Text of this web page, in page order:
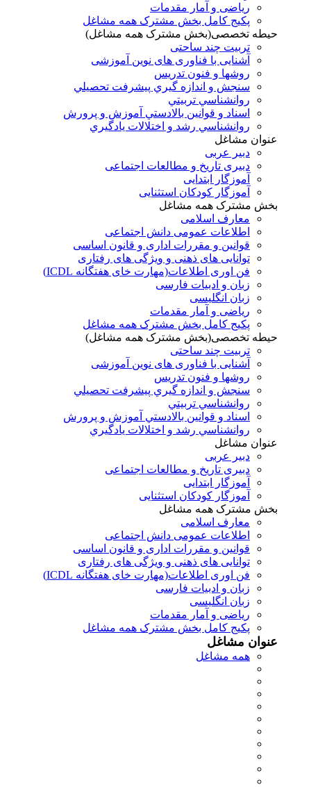
ریاضی و آمار مقدمات
پکیج کامل بخش مشترک همه مشاغل
حیطه تخصصی(بخش مشترک همه مشاغل)
تربیت چند ساحتی
آشنایی با فناوری های نوین آموزشی
روشها و فنون تدريس
سنجش و اندازه گيري پيشرفت تحصيلي
روانشناسي تربيتي
اسناد و قوانين بالادستي آموزش و پرورش
روانشناسي رشد و اختلالات يادگيري
عنوان مشاغل
دبير عربی
دبیری تاریخ و مطالعات اجتماعی
آموزگار ابتدایی
آموزگار کودکان استثنایی
بخش مشترک همه مشاغل
معارف اسلامی
اطلاعات عمومی دانش اجتماعی
قوانین و مقررات اداری و قانون اساسی
توانایی های ذهنی و ویژگی های رفتاری
فن اوری اطلاعات(مهارت خای هفتگانه ICDL)
زبان و ادبیات فارسی
زبان انگلیسی
ریاضی و آمار مقدمات
پکیج کامل بخش مشترک همه مشاغل
حیطه تخصصی(بخش مشترک همه مشاغل)
تربیت چند ساحتی
آشنایی با فناوری های نوین آموزشی
روشها و فنون تدريس
سنجش و اندازه گيري پيشرفت تحصيلي
روانشناسي تربيتي
اسناد و قوانين بالادستي آموزش و پرورش
روانشناسي رشد و اختلالات يادگيري
عنوان مشاغل
دبير عربی
دبیری تاریخ و مطالعات اجتماعی
آموزگار ابتدایی
آموزگار کودکان استثنایی
بخش مشترک همه مشاغل
معارف اسلامی
اطلاعات عمومی دانش اجتماعی
قوانین و مقررات اداری و قانون اساسی
توانایی های ذهنی و ویژگی های رفتاری
فن اوری اطلاعات(مهارت خای هفتگانه ICDL)
زبان و ادبیات فارسی
زبان انگلیسی
ریاضی و آمار مقدمات
پکیج کامل بخش مشترک همه مشاغل
عنوان مشاغل
همه مشاغل